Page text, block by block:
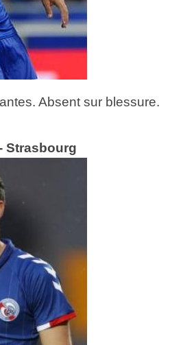
Absent sur blessure.
Strasbourg